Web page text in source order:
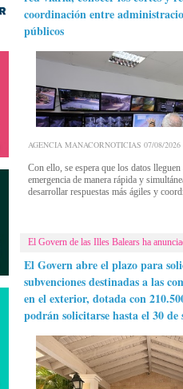
coordinación entre
públicos
AGENCIA MANACORNOTICIAS 07/08/2026
Con ello, se espera que los datos
emergencia de manera rápida y
desarrollar respuestas más ágiles y
El Govern de las Illes Balears ha
El Govern abre el plazo para
subvenciones destinadas a las
en el exterior, dotada con
podrán solicitarse hasta el 30 de